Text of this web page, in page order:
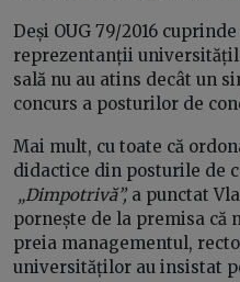
Deși OUG 79/2016
reprezentanții
sală nu au atins decât un
concurs a posturilor de
Mai mult, cu toate că
didactice din posturile de
„Dimpotrivă”, a punctat
pornește de la premisa că
preia managementul,
universităților au insistat